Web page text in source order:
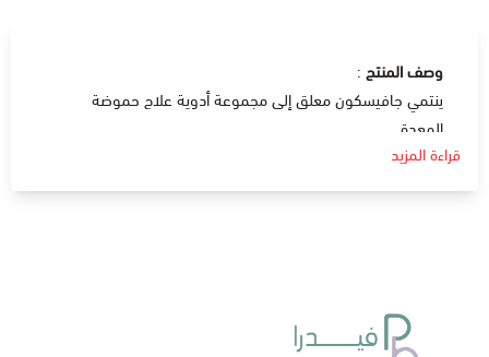
وصف المنتج :
ينتمي جافيسكون معلق إلى مجموعة أدوية علاج حموضة
المعدة .
دواعي الإستعمال
تعمل مضادات الحموضة على تنظيم حموضة المعدة و تستخدم
وصعوبة البلع.
قراءة المزيد